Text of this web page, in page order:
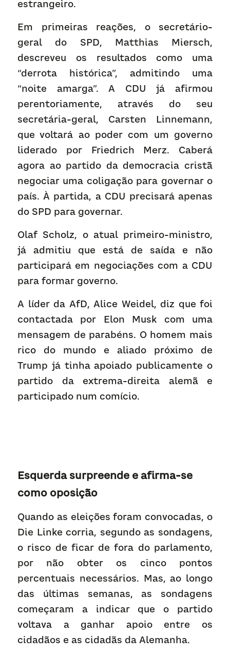
estrangeiro.
Em primeiras reações, o secretário-
geral do SPD, Matthias Miersch,
descreveu os resultados como uma
“derrota histórica”, admitindo uma
“noite amarga”. A CDU já afirmou
perentoriamente, através do seu
secretária-geral, Carsten Linnemann,
que voltará ao poder com um governo
liderado por Friedrich Merz. Caberá
agora ao partido da democracia cristã
negociar uma coligação para governar o
país. À partida, a CDU precisará apenas
do SPD para governar.
Olaf Scholz, o atual primeiro-ministro,
já admitiu que está de saída e não
participará em negociações com a CDU
para formar governo.
A líder da AfD, Alice Weidel, diz que foi
contactada por Elon Musk com uma
mensagem de parabéns. O homem mais
rico do mundo e aliado próximo de
Trump já tinha apoiado publicamente o
partido da extrema-direita alemã e
participado num comício.
Esquerda surpreende e afirma-se
como oposição
Quando as eleições foram convocadas, o
Die Linke corria, segundo as sondagens,
o risco de ficar de fora do parlamento,
por não obter os cinco pontos
percentuais necessários. Mas, ao longo
das últimas semanas, as sondagens
começaram a indicar que o partido
voltava a ganhar apoio entre os
cidadãos e as cidadãs da Alemanha.